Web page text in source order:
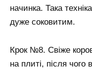
начинка. Така
дуже соковитим.
Крок №8. Свіже
на плиті, після